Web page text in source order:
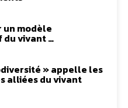
un modèle
vivant …
» appelle les
alliées du vivant